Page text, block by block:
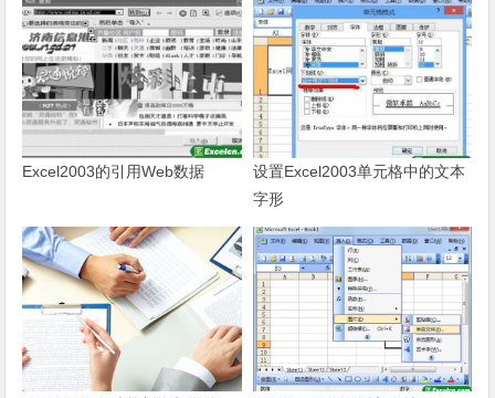
Excel2003的引用Web数据
设置Excel2003单元格中的文本
字形